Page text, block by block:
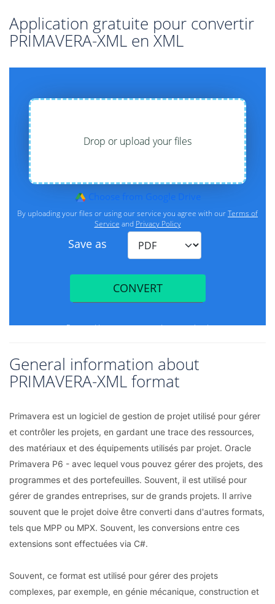
Application gratuite pour convertir
PRIMAVERA-XML en XML
General information about
PRIMAVERA-XML format
Primavera est un logiciel de gestion de projet utilisé pour gérer
et contrôler les projets, en gardant une trace des ressources,
des matériaux et des équipements utilisés par projet. Oracle
Primavera P6 - avec lequel vous pouvez gérer des projets, des
programmes et des portefeuilles. Souvent, il est utilisé pour
gérer de grandes entreprises, sur de grands projets. Il arrive
souvent que le projet doive être converti dans d'autres formats,
tels que MPP ou MPX. Souvent, les conversions entre ces
extensions sont effectuées via C#.
Souvent, ce format est utilisé pour gérer des projets
complexes, par exemple, en génie mécanique, construction et